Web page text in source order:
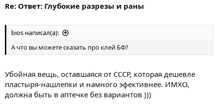
Re: Ответ: Глубокие разрезы и раны
bios написал(а):
А что вы можете сказать про клей БФ?
Убойная вещь, оставшаяся от СССР, которая дешевле
пластыря-нашлепки и намного эфективнее. ИМХО,
должна быть в аптечке без вариантов )))